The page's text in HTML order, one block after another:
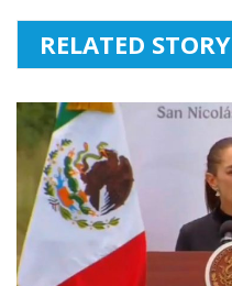
RELATED STORY